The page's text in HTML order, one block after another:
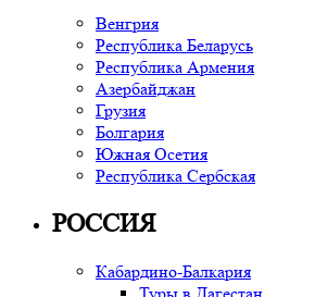
Венгрия
Республика Беларусь
Республика Армения
Азербайджан
Грузия
Болгария
Южная Осетия
Республика Сербская
РОССИЯ
Кабардино-Балкария